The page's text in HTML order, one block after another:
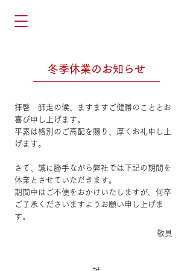
冬季休業のお知らせ
拝啓 師走の候、ますますご健勝のこととお
喜び申し上げます。
平素は格別のご高配を賜り、厚くお礼申し上
げます。
さて、誠に勝手ながら弊社では下記の期間を
休業とさせていただきます。
期間中はご不便をおかけいたしますが、何卒
ご了承くださいますようお願い申し上げま
す。
敬具